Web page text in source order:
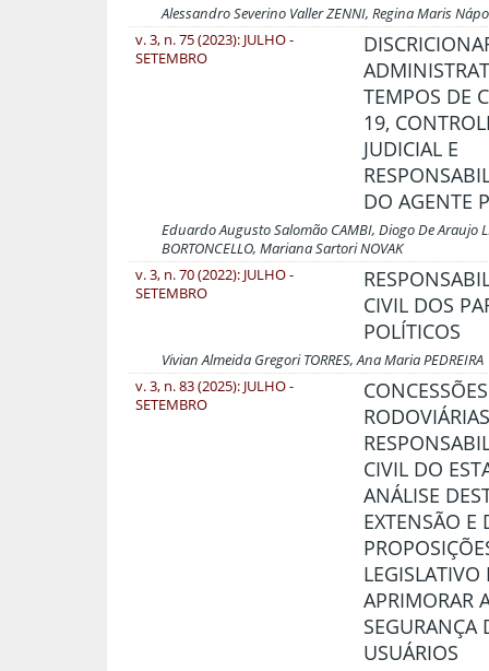
Alessandro Severino Valler ZENNI, Regina Maris
v. 3, n. 75 (2023): JULHO -
SETEMBRO
TEMPOS DE
19,
JUDICIAL E
DO AGENTE
Eduardo Augusto Salomão CAMBI, Diogo De Araujo
BORTONCELLO, Mariana Sartori NOVAK
v. 3, n. 70 (2022): JULHO -
SETEMBRO
CIVIL DOS
POLÍTICOS
Vivian Almeida Gregori TORRES, Ana Maria PEDREIRA
v. 3, n. 83 (2025): JULHO -
SETEMBRO
CONCESSÕES
CIVIL DO
ANÁLISE
EXTENSÃO E
LEGISLATIVO
APRIMORAR
SEGURANÇA
USUÁRIOS